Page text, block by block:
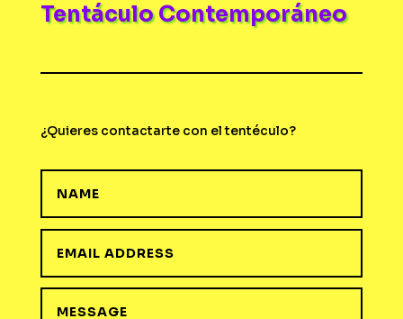
Tentáculo Contemporáneo
¿Quieres contactarte con el tentéculo?